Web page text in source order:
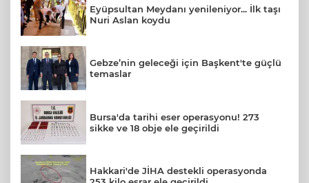
Eyüpsultan Meydanı yenileniyor... İlk taşı
Nuri Aslan koydu
Gebze’nin geleceği için Başkent'te güçlü
temaslar
Bursa'da tarihi eser operasyonu! 273
sikke ve 18 obje ele geçirildi
Hakkari'de JİHA destekli operasyonda